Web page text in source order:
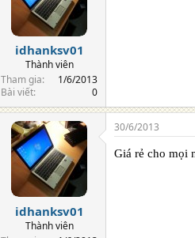
idhanksv01
Thành viên
Tham gia
1/6/2013
Bài viết
0
idhanksv01
Thành viên
30/6/2013
Giá rẻ cho mọi